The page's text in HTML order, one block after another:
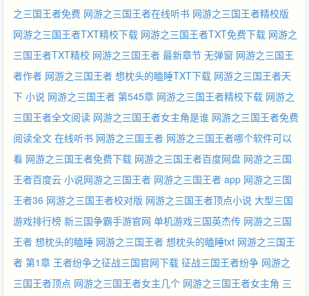
之三国王者免费 网游之三国王者在线听书 网游之三国王者精校版
网游之三国王者TXT精校下载 网游之三国王者TXT免费下载 网游之
三国王者TXT精校 网游之三国王者 最新章节 无弹窗 网游之三国王
者作者 网游之三国王者 想枕头的瞌睡TXT下载 网游之三国王者天
下 小说 网游之三国王者 第545章 网游之三国王者精校下载 网游之
三国王者全文阅读 网游之三国王者女主角是谁 网游之三国王者免费
阅读全文 在线听书 网游之三国王者 网游之三国王者哪个软件可以
看 网游之三国王者免费下载 网游之三国王者百度网盘 网游之三国
王者百度云 小说网游之三国王者 网游之三国王者 app 网游之三国
王者36 网游之三国王者校对版 网游之三国王者顶点小说 大型三国
游戏排行榜 新三国争霸手游官网 单机游戏三国英杰传 网游之三国
王者 想枕头的瞌睡 网游之三国王者 想枕头的瞌睡txt 网游之三国王
者 第1章 王者纷争之征战三国官网下载 征战三国王者纷争 网游之
三国王者顶点 网游之三国王者女主几个 网游之三国王者女主角 三